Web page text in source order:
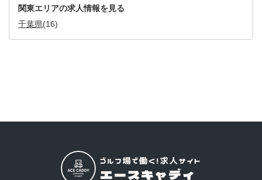
関東エリアの求人情報を見る
千葉県(16)